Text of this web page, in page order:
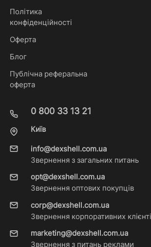
Політика
конфіденційності
Оферта
Блог
Публічна реферальна
оферта
0 800 33 13 21
Київ
info@dexshell.com.ua
Звернення з загальних питань
opt@dexshell.com.ua
Звернення оптових покупців
corp@dexshell.com.ua
Звернення корпоративних
marketing@dexshell.com.ua
Звернення з питань реклами